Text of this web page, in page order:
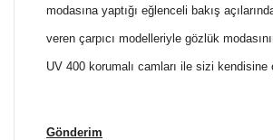
modasına yaptığı eğlenceli bakış
veren çarpıcı modelleriyle gözlük
UV 400 korumalı camları ile sizi kendisine
Gönderim